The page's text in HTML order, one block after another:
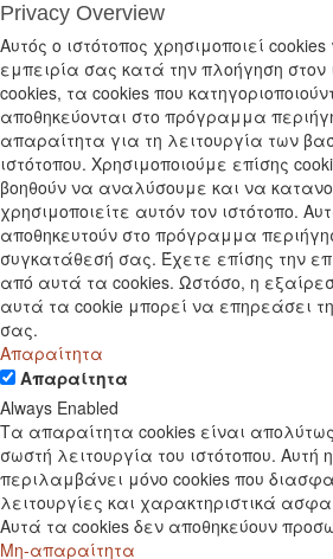
Privacy Overview
Αυτός ο ιστότοπος χρησιμοποιεί
εμπειρία σας κατά την πλοήγηση στον
cookies, τα cookies που
αποθηκεύονται στο πρόγραμμα
απαραίτητα για τη λειτουργία των
ιστότοπου. Χρησιμοποιούμε επίσης
βοηθούν να αναλύσουμε και να
χρησιμοποιείτε αυτόν τον ιστότοπο.
αποθηκευτούν στο πρόγραμμα
συγκατάθεσή σας. Έχετε επίσης την
από αυτά τα cookies. Ωστόσο, η
αυτά τα cookie μπορεί να επηρεάσει
σας.
Απαραίτητα
Απαραίτητα
Always Enabled
Τα απαραίτητα cookies είναι
σωστή λειτουργία του ιστότοπου. Αυτή
περιλαμβάνει μόνο cookies που
λειτουργίες και χαρακτηριστικά
Αυτά τα cookies δεν αποθηκεύουν
Μη-απαραίτητα